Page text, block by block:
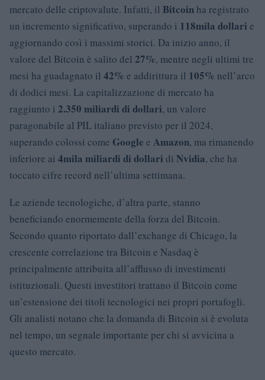
mercato delle criptovalute. Infatti, il Bitcoin ha registrato
un incremento significativo, superando i 118mila dollari e
aggiornando così i massimi storici. Da inizio anno, il
valore del Bitcoin è salito del 27%, mentre negli ultimi tre
mesi ha guadagnato il 42% e addirittura il 105% nell’arco
di dodici mesi. La capitalizzazione di mercato ha
raggiunto i 2.350 miliardi di dollari, un valore
paragonabile al PIL italiano previsto per il 2024,
superando colossi come Google e Amazon, ma rimanendo
inferiore ai 4mila miliardi di dollari di Nvidia, che ha
toccato cifre record nell’ultima settimana.
Le aziende tecnologiche, d’altra parte, stanno
beneficiando enormemente della forza del Bitcoin.
Secondo quanto riportato dall’exchange di Chicago, la
crescente correlazione tra Bitcoin e Nasdaq è
principalmente attribuita all’afflusso di investimenti
istituzionali. Questi investitori trattano il Bitcoin come
un’estensione dei titoli tecnologici nei propri portafogli.
Gli analisti notano che la domanda di Bitcoin si è evoluta
nel tempo, un segnale importante per chi si avvicina a
questo mercato.